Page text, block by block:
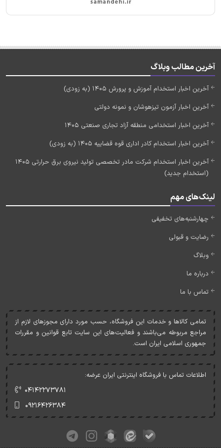
آخرین مطالب وبلاگ
آخرین اخبار استخدام آموزش و پرورش 1405 (به زودی)
آخرین اخبار آزمون تیزهوشان و نمونه دولتی
آخرین اخبار استخدامی منطقه آزاد تجاری صنعتی 1405
آخرین اخبار استخدام کادر اداری قوه قضاییه 1405 (به زودی)
آخرین اخبار استخدام شرکت مادر تخصصی تولید نیروی برق حرارتی 1405
(استخدام جدید)
لینک‌های مهم
چهارشنبه‌های تخفیفی
رضایت و قبولی
وبلاگ
درباره ما
تماس با ما
تمامی کالاها و خدمات اين فروشگاه، حسب مورد دارای مجوزهای لازم از
مراجع مربوطه می‌باشند و فعاليت‌های اين سايت تابع قوانين و مقررات
جمهوری اسلامی ايران است.
اطلاعات تماس با فروشگاه اینترنتی ایران عرضه:
۰۴۱۴۲۲۷۳۷۸۱
۰۹۲۱۶۴۲۶۳۸۴